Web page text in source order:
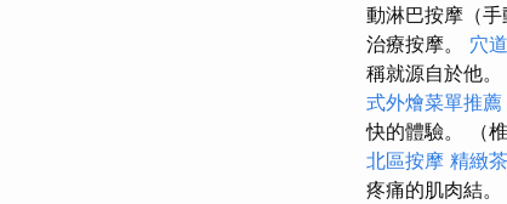
動淋巴按摩（手
治療按摩。 穴
稱就源自於他。
式外燴菜單推薦
快的體驗。 （
北區按摩 精緻
疼痛的肌肉結。